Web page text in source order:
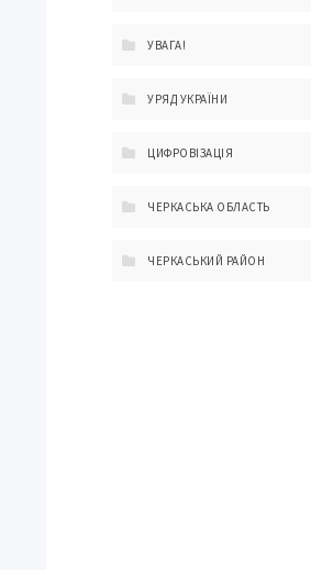
УВАГА!
УРЯД УКРАЇНИ
ЦИФРОВІЗАЦІЯ
ЧЕРКАСЬКА ОБЛАСТЬ
ЧЕРКАСЬКИЙ РАЙОН